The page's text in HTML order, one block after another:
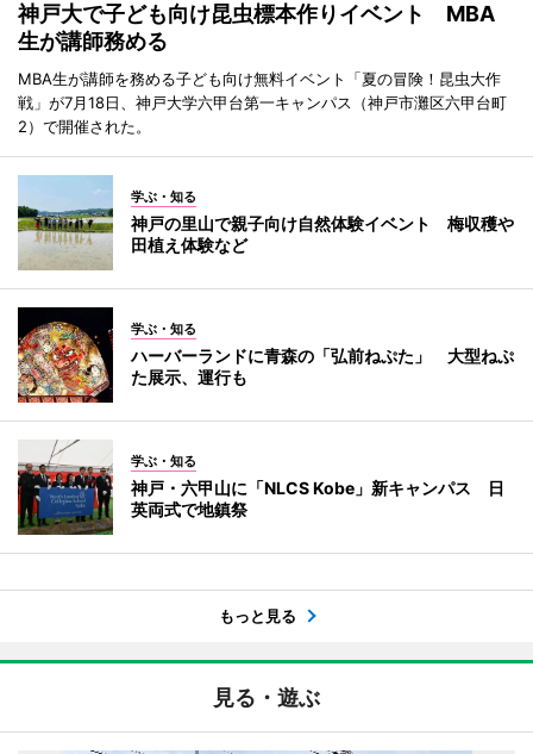
神戸大で子ども向け昆虫標本作りイベント MBA
生が講師務める
MBA生が講師を務める子ども向け無料イベント「夏の冒険！昆虫大作
戦」が7月18日、神戸大学六甲台第一キャンパス（神戸市灘区六甲台町
2）で開催された。
学ぶ・知る
神戸の里山で親子向け自然体験イベント 梅収穫や
田植え体験など
学ぶ・知る
ハーバーランドに青森の「弘前ねぷた」 大型ねぷ
た展示、運行も
学ぶ・知る
神戸・六甲山に「NLCS Kobe」新キャンパス 日
英両式で地鎮祭
もっと見る
見る・遊ぶ